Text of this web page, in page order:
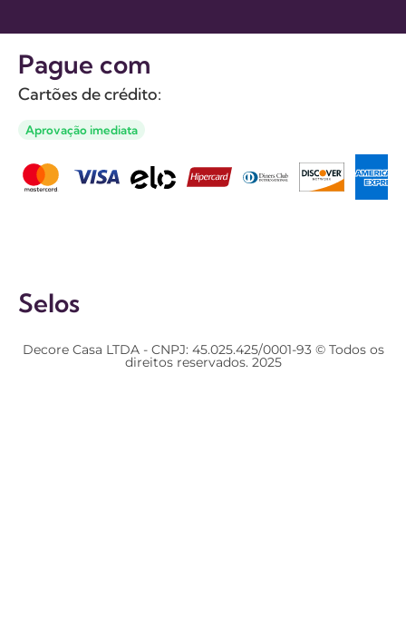
Pague com
Cartões de crédito:
Aprovação imediata
Selos
Decore Casa LTDA - CNPJ: 45.025.425/0001-93 © Todos os
direitos reservados. 2025